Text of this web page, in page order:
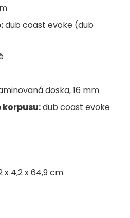
dub coast evoke (dub
doska, 16 mm
korpusu:dub coast evoke
x 4,2 x 64,9 cm